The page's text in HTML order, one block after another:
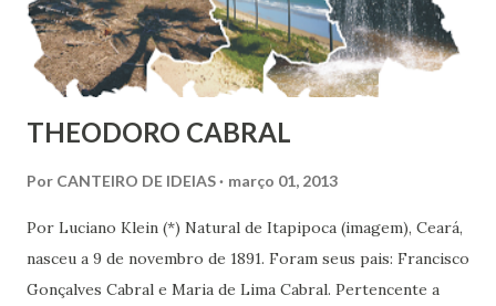
THEODORO CABRAL
Por CANTEIRO DE IDEIAS março 01, 2013
Por Luciano Klein (*) Natural de Itapipoca (imagem), Ceará,
nasceu a 9 de novembro de 1891. Foram seus pais: Francisco
Gonçalves Cabral e Maria de Lima Cabral. Pertencente a